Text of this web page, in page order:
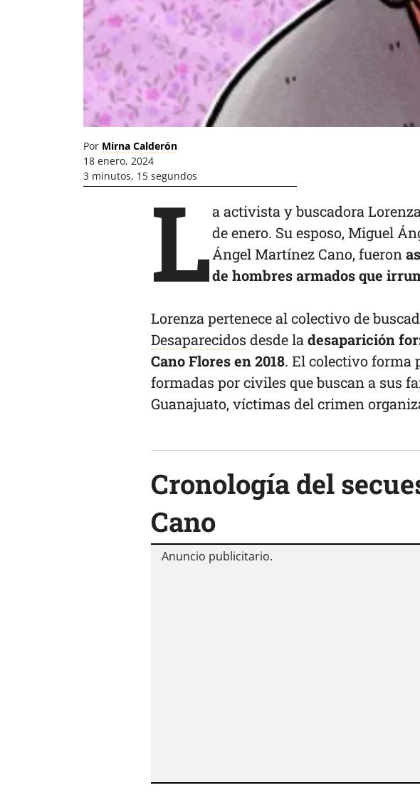
Por Mirna Calderón
18 enero, 2024
3 minutos, 15 segundos
La activista y buscadora
de enero. Su esposo, Miguel
Ángel Martínez Cano, fueron
de hombres armados que
Lorenza pertenece al colectivo de
Desaparecidos desde ladesaparición
Cano Flores en 2018. El colectivo forma
formadas por civiles que buscan a sus
Guanajuato, víctimas del crimen
Cronología del
Cano